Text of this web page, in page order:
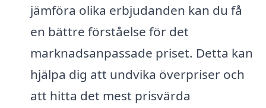
jämföra olika erbjudanden kan du få
en bättre förståelse för det
marknadsanpassade priset. Detta kan
hjälpa dig att undvika överpriser och
att hitta det mest prisvärda